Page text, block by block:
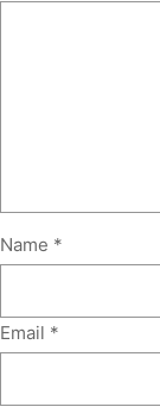
Name *
Email *